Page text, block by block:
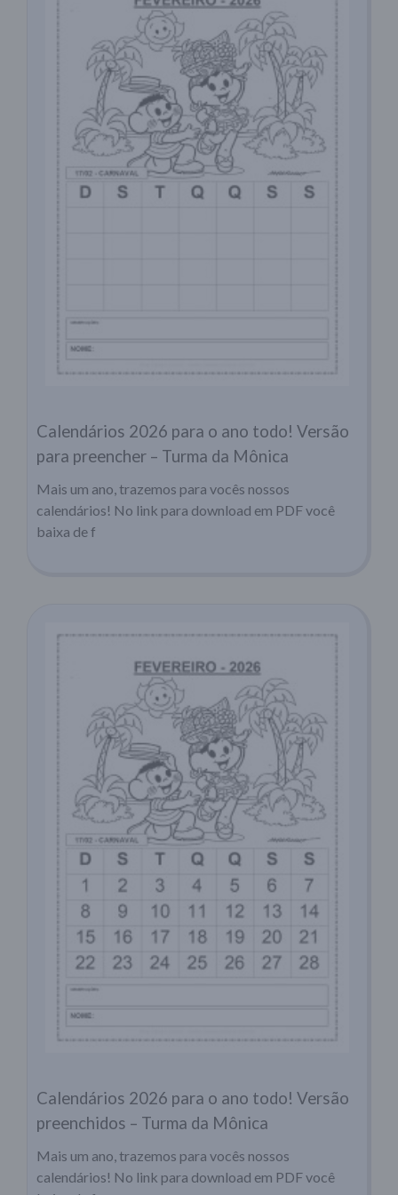
Calendários 2026 para o ano todo! Versão
para preencher – Turma da Mônica
Mais um ano, trazemos para vocês nossos
calendários! No link para download em PDF você
baixa de f
Calendários 2026 para o ano todo! Versão
preenchidos – Turma da Mônica
Mais um ano, trazemos para vocês nossos
calendários! No link para download em PDF você